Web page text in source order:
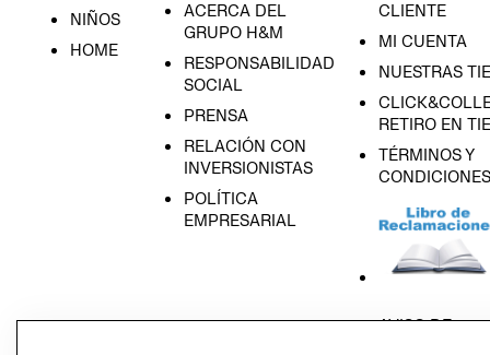
NIÑOS
HOME
ACERCA DEL
GRUPO H&M
RESPONSABILIDAD
SOCIAL
PRENSA
RELACIÓN CON
INVERSIONISTAS
POLÍTICA
EMPRESARIAL
CLIENTE
MI CUENTA
NUESTRAS
RETIRO EN
TÉRMINOS Y
CONDICIONES
AVISO DE